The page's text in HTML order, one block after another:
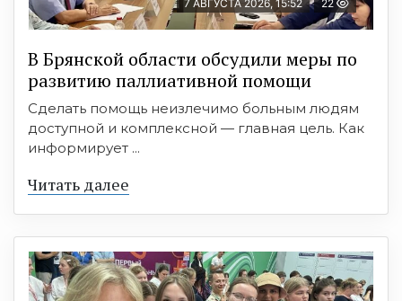
7 АВГУСТА 2026, 15:52 22
В Брянской области обсудили меры по
развитию паллиативной помощи
Сделать помощь неизлечимо больным людям
доступной и комплексной — главная цель. Как
информирует ...
Читать далее